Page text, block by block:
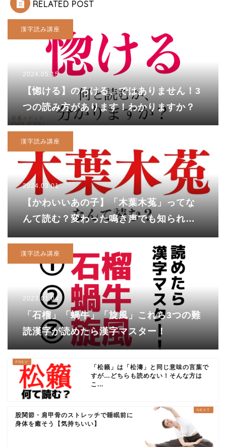
RELATED POST
漢字読み講座
2024.05.15
【惚ける】のろける、ではありません！3
つの読み方があります！わかりますか？
漢字読み講座
2024.03.01
【かわいいあの子】「木葉木菟」ってな
んて読む？変わった鳴き声でも知られる
漢字読み講座
2023.01.04
「石榴」「蝸牛」「旋風」これら3つの難
読漢字が読めたら漢字マスター！
「松籟」は「松濤」と同じ意味の言葉で
すが…どちらも読めない！そんな方は
こ...
股関節・肩甲骨のストレッチで睡眠前に
身体を癒そう【気持ちいい】